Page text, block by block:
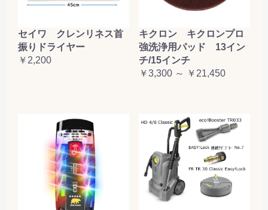
セイワ クレンリネス首
振りドライヤー
￥2,200
キクロン キクロンプロ
強洗浄用パッド 13イン
チ/15インチ
￥3,300 ～ ￥21,450